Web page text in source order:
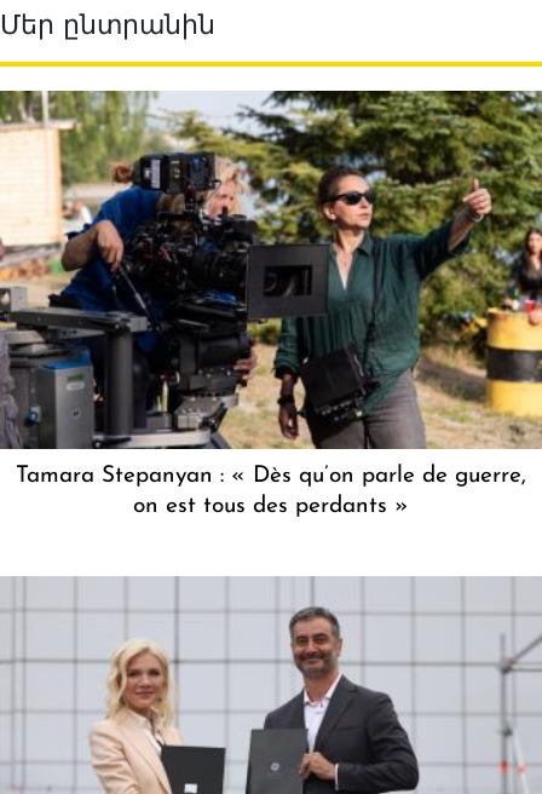
Մեր ընտրանին
Tamara Stepanyan : « Dès qu’on parle de guerre,
on est tous des perdants »